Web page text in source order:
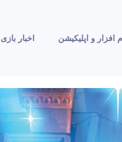
افزار و اپلیکیشن اخبار بازی